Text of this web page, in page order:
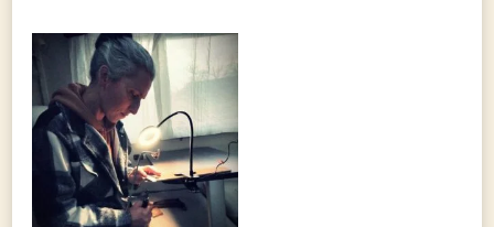
135.00 €. 110.00 €.